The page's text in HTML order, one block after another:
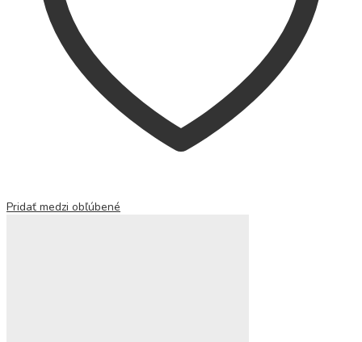
Pridať medzi obľúbené